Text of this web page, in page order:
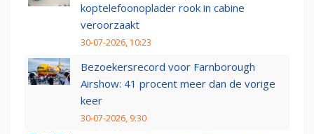
koptelefoonoplader rook in cabine
veroorzaakt
30-07-2026, 10:23
Bezoekersrecord voor Farnborough
Airshow: 41 procent meer dan de vorige
keer
30-07-2026, 9:30